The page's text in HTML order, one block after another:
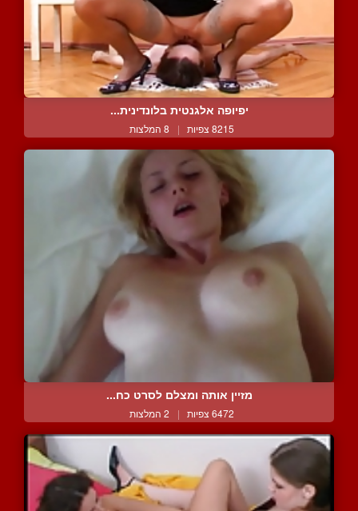
יפיופה אלגנטית בלונדינית...
8215 צפיות | 8 המלצות
מזיין אותה ומצלם לסרט כח...
6472 צפיות | 2 המלצות